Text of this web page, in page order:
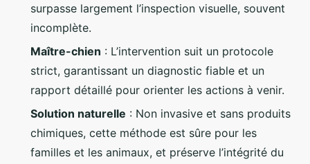
surpasse largement l’inspection visuelle, souvent
incomplète.
Maître-chien : L’intervention suit un protocole
strict, garantissant un diagnostic fiable et un
rapport détaillé pour orienter les actions à venir.
Solution naturelle : Non invasive et sans produits
chimiques, cette méthode est sûre pour les
familles et les animaux, et préserve l’intégrité du